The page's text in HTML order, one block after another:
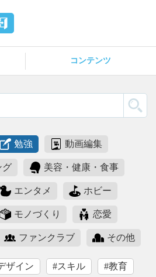
コンテンツ
勉強 動画編集
グ 美容・健康・食事
エンタメ ホビー
モノづくり 恋愛
ファンクラブ その他
ザイン #スキル #教育